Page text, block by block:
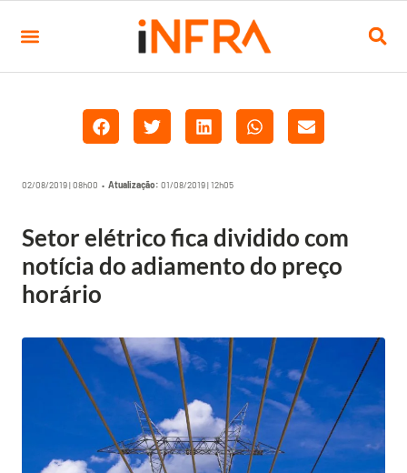
02/08/2019 | 08h00 • Atualização: 01/08/2019 | 12h05
Setor elétrico fica dividido com
notícia do adiamento do preço
horário